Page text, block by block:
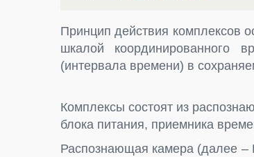
Принцип действия комплексов
шкалой координированного
(интервала времени) в
Комплексы состоят из
блока питания, приемника
Распознающая камера (далее –